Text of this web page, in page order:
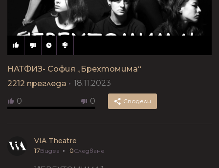
НАТФИЗ- София „Брехтомима“
2212 прегледа
18.11.2023
0
0 Сподели
VIA Theatre
17Видеа 0Следване